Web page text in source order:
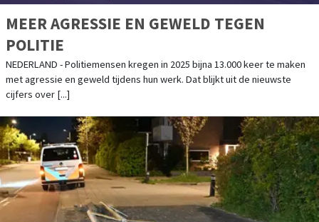
MEER AGRESSIE EN GEWELD TEGEN
POLITIE
NEDERLAND - Politiemensen kregen in 2025 bijna 13.000 keer te maken
met agressie en geweld tijdens hun werk. Dat blijkt uit de nieuwste
cijfers over [...]